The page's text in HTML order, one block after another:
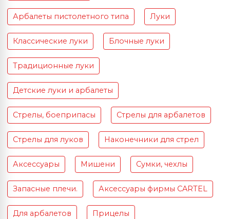
Арбалеты пистолетного типа Луки
Классические луки Блочные луки
Традиционные луки
Детские луки и арбалеты
Стрелы, боеприпасы Стрелы для арбалетов
Стрелы для луков Наконечники для стрел
Аксессуары Мишени Сумки, чехлы
Запасные плечи. Аксессуары фирмы CARTEL
Для арбалетов Прицелы